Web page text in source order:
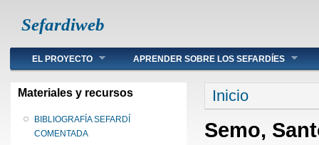
Sefardiweb
Main menu
EL PROYECTO APRENDER SOBRE LOS SEFARDÍES
Materiales y recursos
BIBLIOGRAFÍA SEFARDÍ
COMENTADA
Se encuentra
Inicio
Semo,